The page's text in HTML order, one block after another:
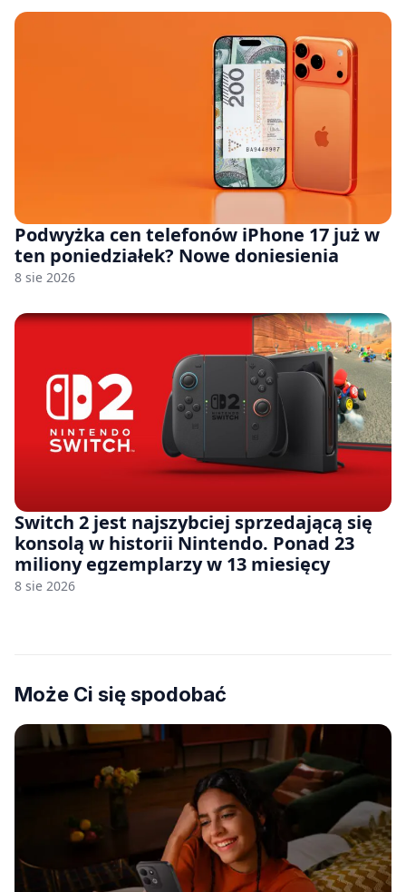
Podwyżka cen telefonów iPhone 17 już w
ten poniedziałek? Nowe doniesienia
8 sie 2026
Switch 2 jest najszybciej sprzedającą się
konsolą w historii Nintendo. Ponad 23
miliony egzemplarzy w 13 miesięcy
8 sie 2026
Może Ci się spodobać